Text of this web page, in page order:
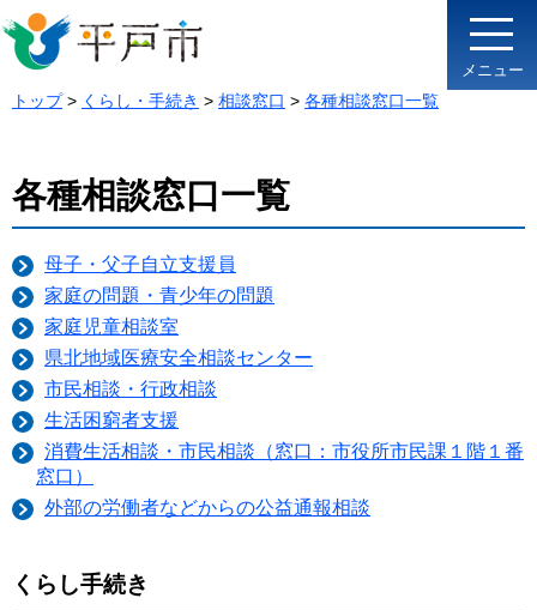
メニュー
トップ> くらし・手続き > 相談窓口 > 各種相談窓口一覧
くらし手続き
各種相談窓口一覧
母子・父子自立支援員
家庭の問題・青少年の問題
家庭児童相談室
県北地域医療安全相談センター
市民相談・行政相談
生活困窮者支援
消費生活相談・市民相談（窓口：市役所市民課１階１番
窓口）
外部の労働者などからの公益通報相談